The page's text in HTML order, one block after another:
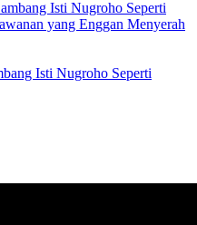
Isti Nugroho Seperti